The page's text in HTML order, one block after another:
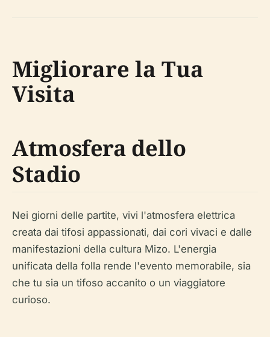
Migliorare la Tua
Visita
Atmosfera dello
Stadio
Nei giorni delle partite, vivi l'atmosfera elettrica
creata dai tifosi appassionati, dai cori vivaci e dalle
manifestazioni della cultura Mizo. L'energia
unificata della folla rende l'evento memorabile, sia
che tu sia un tifoso accanito o un viaggiatore
curioso.